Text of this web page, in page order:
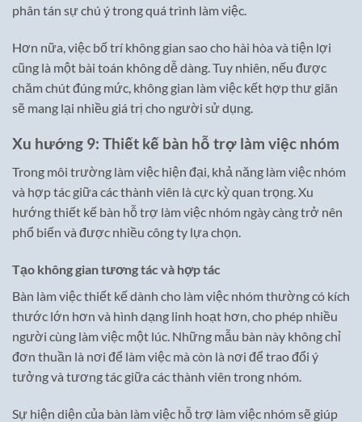
phân tán sự chú ý trong quá trình làm việc.
Hơn nữa, việc bố trí không gian sao cho hài hòa và tiện lợi
cũng là một bài toán không dễ dàng. Tuy nhiên, nếu được
chăm chút đúng mức, không gian làm việc kết hợp thư giãn
sẽ mang lại nhiều giá trị cho người sử dụng.
Xu hướng 9: Thiết kế bàn hỗ trợ làm việc nhóm
Trong môi trường làm việc hiện đại, khả năng làm việc nhóm
và hợp tác giữa các thành viên là cực kỳ quan trọng. Xu
hướng thiết kế bàn hỗ trợ làm việc nhóm ngày càng trở nên
phổ biến và được nhiều công ty lựa chọn.
Tạo không gian tương tác và hợp tác
Bàn làm việc thiết kế dành cho làm việc nhóm thường có kích
thước lớn hơn và hình dạng linh hoạt hơn, cho phép nhiều
người cùng làm việc một lúc. Những mẫu bàn này không chỉ
đơn thuần là nơi để làm việc mà còn là nơi để trao đổi ý
tưởng và tương tác giữa các thành viên trong nhóm.
Sự hiện diện của bàn làm việc hỗ trợ làm việc nhóm sẽ giúp